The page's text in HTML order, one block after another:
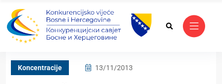
Koncentracije 13/11/2013